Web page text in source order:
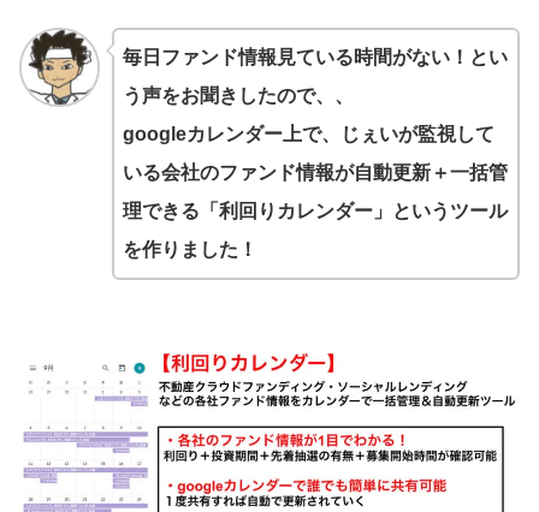
毎日ファンド情報見ている時間がない！とい
う声をお聞きしたので、、
googleカレンダー上で、じぇいが監視して
いる会社のファンド情報が自動更新＋一括管
理できる「利回りカレンダー」というツール
を作りました！